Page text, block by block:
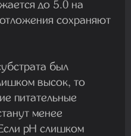
до 5.0 на
сохраняют
был
высок, то
питательные
менее
pH слишком